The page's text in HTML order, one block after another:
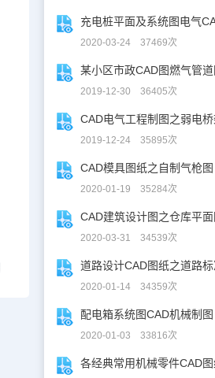
2020-03-24 37469次
某小区市政CAD图燃气管道
2019-12-30 36405次
CAD电气工程制图之弱电桥
2019-12-24 35895次
CAD模具图纸之自制气枪图
2020-01-19 35284次
CAD建筑设计图之仓库平面
2020-03-31 34539次
2020-01-14 34359次
配电箱系统图CAD机械制图
2020-01-03 33816次
各经典常用机械零件CAD